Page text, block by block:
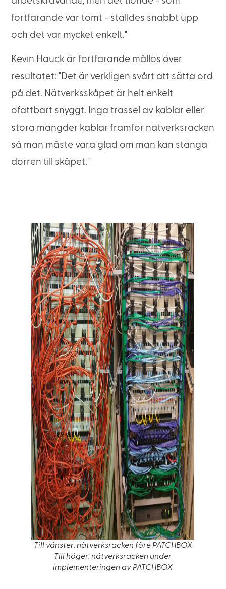
fortfarande var tomt - ställdes snabbt upp
och det var mycket enkelt."
Kevin Hauck är fortfarande mållös över
resultatet: "Det är verkligen svårt att sätta ord
på det. Nätverksskåpet är helt enkelt
ofattbart snyggt. Inga trassel av kablar eller
stora mängder kablar framför nätverksracken
så man måste vara glad om man kan stänga
dörren till skåpet."
Till vänster: nätverksracken före PATCHBOX
Till höger: nätverksracken under
implementeringen av PATCHBOX